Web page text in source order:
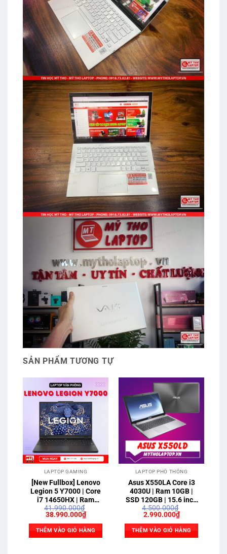
SẢN PHẨM TƯƠNG TỰ
LAPTOP GAMING
[New Fullbox] Lenovo
Legion 5 Y7000 | Core
i7 14650HX | Ram
16GB | SSD 512 GB |
RTX 5060 | 15.3″ 2.5K
180Hz
41.990.000₫
Giá
là:
41.990.000₫.
38.990.000₫Giá
hiện
tại
là:
38.990.000₫.
THÊM VÀO GIỎ HÀNG
LAPTOP PHỔ THÔNG
Asus X550LA Core i3
4030U | Ram 10GB |
SSD 120GB | 15.6 inch
HD
4.500.000₫
Giá
là:
4.500.000₫.
2.990.000₫Giá
hiện
tại
là:
2.990.000₫.
THÊM VÀO GIỎ HÀNG